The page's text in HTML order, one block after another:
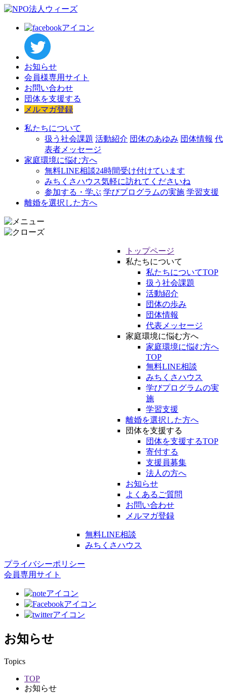
お知らせ
会員様専用サイト
お問い合わせ
団体を支援する
メルマガ登録
私たちについて
扱う社会課題 活動紹介 団体のあゆみ 団体情報 代
表者メッセージ
家庭環境に悩む方へ
無料LINE相談24時間受け付けています
みちくさハウス気軽に訪れてくださいね
参加する・学ぶ 学びプログラムの実施 学習支援
離婚を選択した方へ
トップページ
私たちについて
私たちについてTOP
扱う社会課題
活動紹介
団体の歩み
団体情報
代表メッセージ
家庭環境に悩む方へ
家庭環境に悩む方へ
TOP
無料LINE相談
みちくさハウス
学びプログラムの実
施
学習支援
離婚を選択した方へ
団体を支援する
団体を支援するTOP
寄付する
支援員募集
法人の方へ
お知らせ
よくあるご質問
お問い合わせ
メルマガ登録
無料LINE相談
みちくさハウス
プライバシーポリシー
会員専用サイト
お知らせ
Topics
TOP
お知らせ